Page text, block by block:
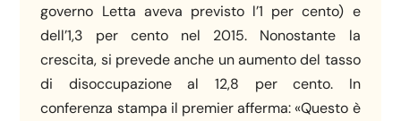
governo Letta aveva previsto l’1 per cento) e
dell’1,3 per cento nel 2015. Nonostante la
crescita, si prevede anche un aumento del tasso
di disoccupazione al 12,8 per cento. In
conferenza stampa il premier afferma: «Questo è